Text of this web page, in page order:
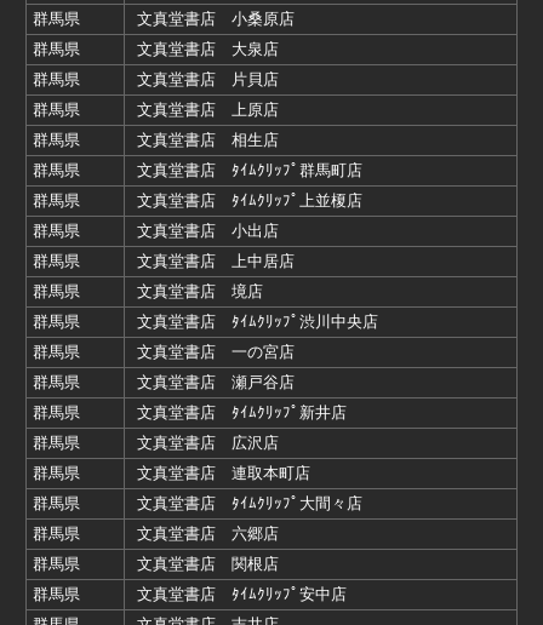
群馬県
文真堂書店 小桑原店
群馬県
文真堂書店 大泉店
群馬県
文真堂書店 片貝店
群馬県
文真堂書店 上原店
群馬県
文真堂書店 相生店
群馬県
文真堂書店 ﾀｲﾑｸﾘｯﾌﾟ群馬町店
群馬県
文真堂書店 ﾀｲﾑｸﾘｯﾌﾟ上並榎店
群馬県
文真堂書店 小出店
群馬県
文真堂書店 上中居店
群馬県
文真堂書店 境店
群馬県
文真堂書店 ﾀｲﾑｸﾘｯﾌﾟ渋川中央店
群馬県
文真堂書店 一の宮店
群馬県
文真堂書店 瀬戸谷店
群馬県
文真堂書店 ﾀｲﾑｸﾘｯﾌﾟ新井店
群馬県
文真堂書店 広沢店
群馬県
文真堂書店 連取本町店
群馬県
文真堂書店 ﾀｲﾑｸﾘｯﾌﾟ大間々店
群馬県
文真堂書店 六郷店
群馬県
文真堂書店 関根店
群馬県
文真堂書店 ﾀｲﾑｸﾘｯﾌﾟ安中店